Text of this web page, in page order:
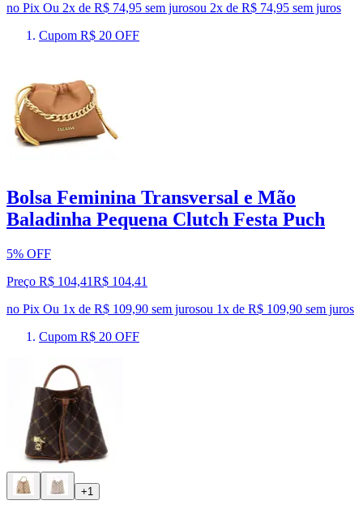
no Pix Ou 2x de R$ 74,95 sem jurosou 2x de R$ 74,95 sem juros
Cupom R$ 20 OFF
Bolsa Feminina Transversal e Mão
Baladinha Pequena Clutch Festa Puch
5% OFF
Preço R$ 104,41R$ 104,41
no Pix Ou 1x de R$ 109,90 sem jurosou 1x de R$ 109,90 sem juros
Cupom R$ 20 OFF
+1